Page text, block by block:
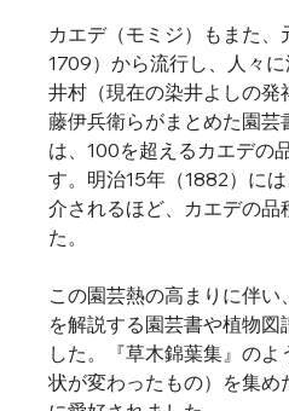
カエデ（モミジ）もまた
1709）から流行し、人々
井村（現在の染井よしの
藤伊兵衛らがまとめた園芸
は、100を超えるカエデの
す。明治15年（1882）に
介されるほど、カエデの品
た。
この園芸熱の高まりに伴
を解説する園芸書や植物図
した。『草木錦葉集』の
状が変わったもの）を集め